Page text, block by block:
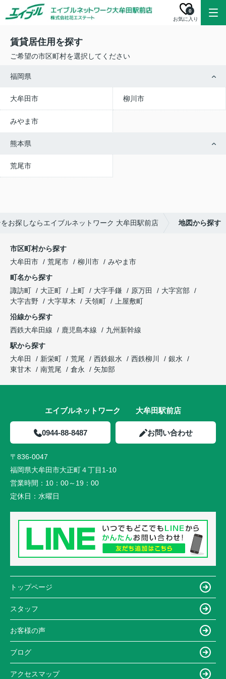
お気に入り
0
賃貸居住用を探す
ご希望の市区町村を選択してください
福岡県
大牟田市 柳川市
みやま市
熊本県
荒尾市
お探しならエイブルネットワーク 大牟田駅前店 地図から探す
市区町村から探す
大牟田市
荒尾市 柳川市
みやま市
町名から探す
諏訪町
大正町 上町 大字手鎌 原万田
大字宮部
大字吉野
大字草木 天領町
上屋敷町
沿線から探す
西鉄大牟田線
鹿児島本線
九州新幹線
駅から探す
大牟田
新栄町 荒尾 西鉄銀水 西鉄柳川
銀水
東甘木
南荒尾 倉永 矢加部
エイブルネットワーク 大牟田駅前店
0944-88-8487 お問い合わせ
〒836-0047
福岡県大牟田市大正町４丁目1-10
営業時間： 10：00～19：00
定休日： 水曜日
トップページ
スタッフ
お客様の声
ブログ
アクセスマップ